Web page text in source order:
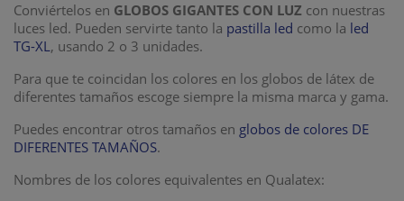
Conviértelos en GLOBOS GIGANTES CON LUZ con nuestras
luces led. Pueden servirte tanto la pastilla led como la led
TG-XL, usando 2 o 3 unidades.
Para que te coincidan los colores en los globos de látex de
diferentes tamaños escoge siempre la misma marca y gama.
Puedes encontrar otros tamaños en globos de colores DE
DIFERENTES TAMAÑOS.
Nombres de los colores equivalentes en Qualatex: